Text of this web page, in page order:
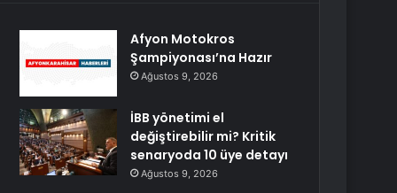
Afyon Motokros
Şampiyonası’na Hazır
Ağustos 9, 2026
İBB yönetimi el
değiştirebilir mi? Kritik
senaryoda 10 üye detayı
Ağustos 9, 2026